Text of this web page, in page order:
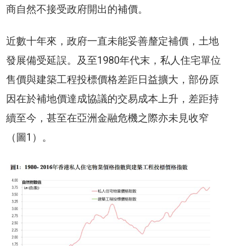
商自然不接受政府開出的補價。
近數十年來，政府一直未能妥善釐定補價，土地
發展備受延誤。及至1980年代末，私人住宅單位
售價與建築工程投標價格差距日益擴大，部份原
因在於補地價達成協議的交易成本上升，差距持
續至今，甚至在亞洲金融危機之際亦未見收窄
（圖1）。